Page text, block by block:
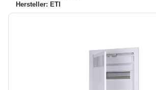
Hersteller: ETI